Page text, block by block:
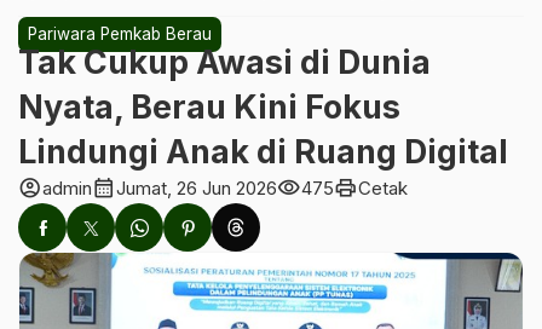
Pariwara Pemkab Berau
Tak Cukup Awasi di Dunia
Nyata, Berau Kini Fokus
Lindungi Anak di Ruang Digital
account_circleadmincalendar_monthJumat, 26 Jun 2026visibility475printCetak